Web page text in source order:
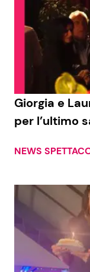
Giorgia e
per l’ultimo
NEWS